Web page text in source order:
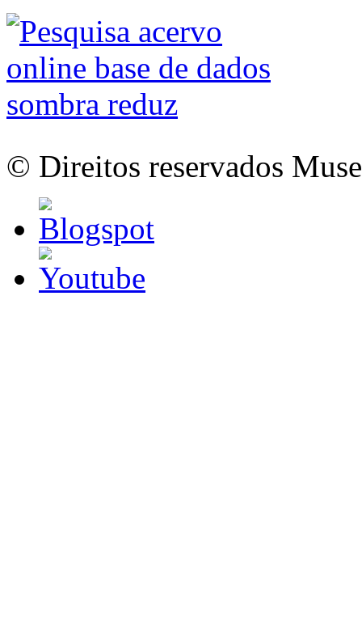
© Direitos reservados